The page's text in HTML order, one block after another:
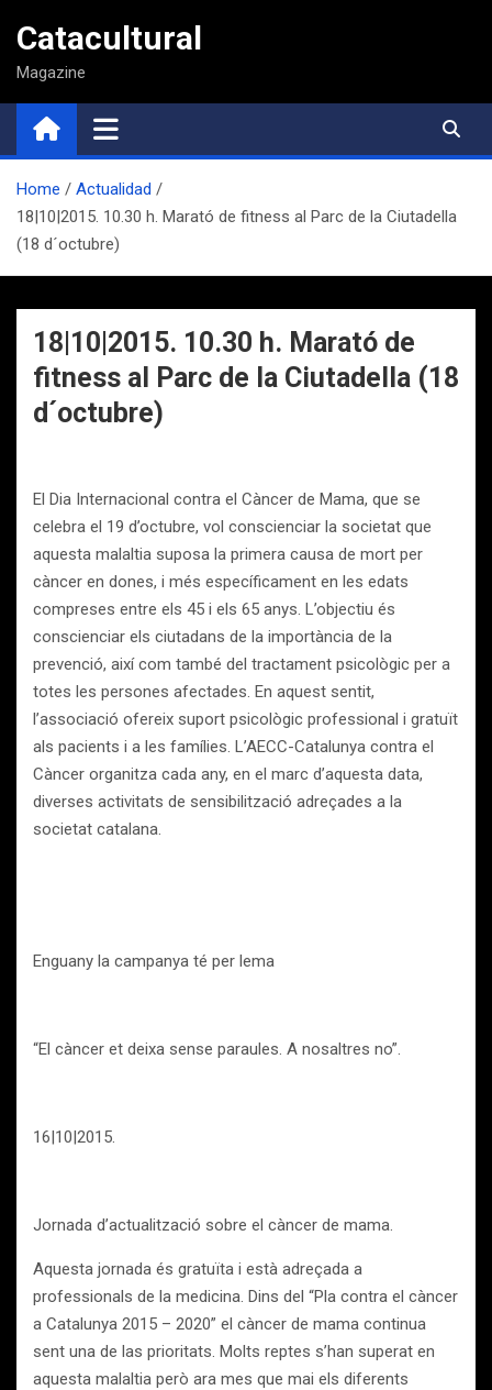
contenido
Catacultural
Magazine
Home
Actualidad
18|10|2015. 10.30 h. Marató de fitness al Parc de la Ciutadella
(18 d´octubre)
18|10|2015. 10.30 h. Marató de
fitness al Parc de la Ciutadella (18
d´octubre)
El Dia Internacional contra el Càncer de Mama, que se
celebra el 19 d’octubre, vol conscienciar la societat que
aquesta malaltia suposa la primera causa de mort per
càncer en dones, i més específicament en les edats
compreses entre els 45 i els 65 anys. L’objectiu és
conscienciar els ciutadans de la importància de la
prevenció, així com també del tractament psicològic per a
totes les persones afectades. En aquest sentit,
l’associació ofereix suport psicològic professional i gratuït
als pacients i a les famílies. L’AECC-Catalunya contra el
Càncer organitza cada any, en el marc d’aquesta data,
diverses activitats de sensibilització adreçades a la
societat catalana.
Enguany la campanya té per lema
“El càncer et deixa sense paraules. A nosaltres no”.
16|10|2015.
Jornada d’actualització sobre el càncer de mama.
Aquesta jornada és gratuïta i està adreçada a
professionals de la medicina. Dins del “Pla contra el càncer
a Catalunya 2015 – 2020” el càncer de mama continua
sent una de las prioritats. Molts reptes s’han superat en
aquesta malaltia però ara mes que mai els diferents